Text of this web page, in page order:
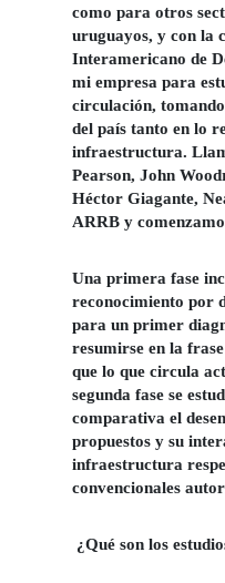
como para otros
uruguayos, y con la
Interamericano de
mi empresa para
circulación,
del país tanto en lo
infraestructura.
Pearson, John
Héctor Giagante,
ARRB y
Una primera fase
reconocimiento por
para un primer
resumirse en la
que lo que circula
segunda fase se
comparativa el
propuestos y su
infraestructura
convencionales
¿Qué son los